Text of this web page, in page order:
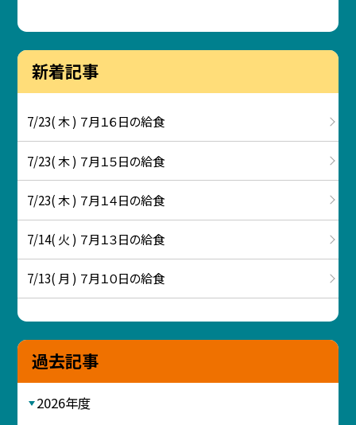
新着記事
7/23( 木 ) ７月１６日の給食
7/23( 木 ) ７月１５日の給食
7/23( 木 ) ７月１４日の給食
7/14( 火 ) ７月１３日の給食
7/13( 月 ) ７月１０日の給食
過去記事
2026年度